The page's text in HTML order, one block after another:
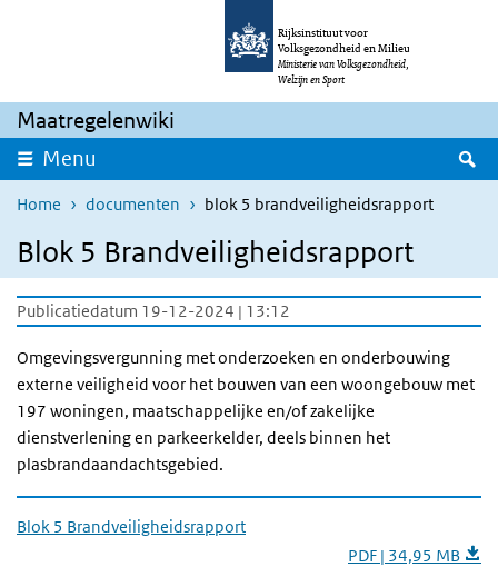
Overslaan en naar de inhoud gaan
Rijksinstituut voor
Volksgezondheid en Milieu
Ministerie van Volksgezondheid,
Welzijn en Sport
Maatregelenwiki
Menu
Home documenten blok 5 brandveiligheidsrapport
Blok 5 Brandveiligheidsrapport
Publicatiedatum 19-12-2024 | 13:12
Omgevingsvergunning met onderzoeken en onderbouwing
externe veiligheid voor het bouwen van een woongebouw met
197 woningen, maatschappelijke en/of zakelijke
dienstverlening en parkeerkelder, deels binnen het
plasbrandaandachtsgebied.
Blok 5 Brandveiligheidsrapport
PDF | 34,95 MB